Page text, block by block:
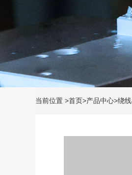
当前位置 >首页>产品中心>绕